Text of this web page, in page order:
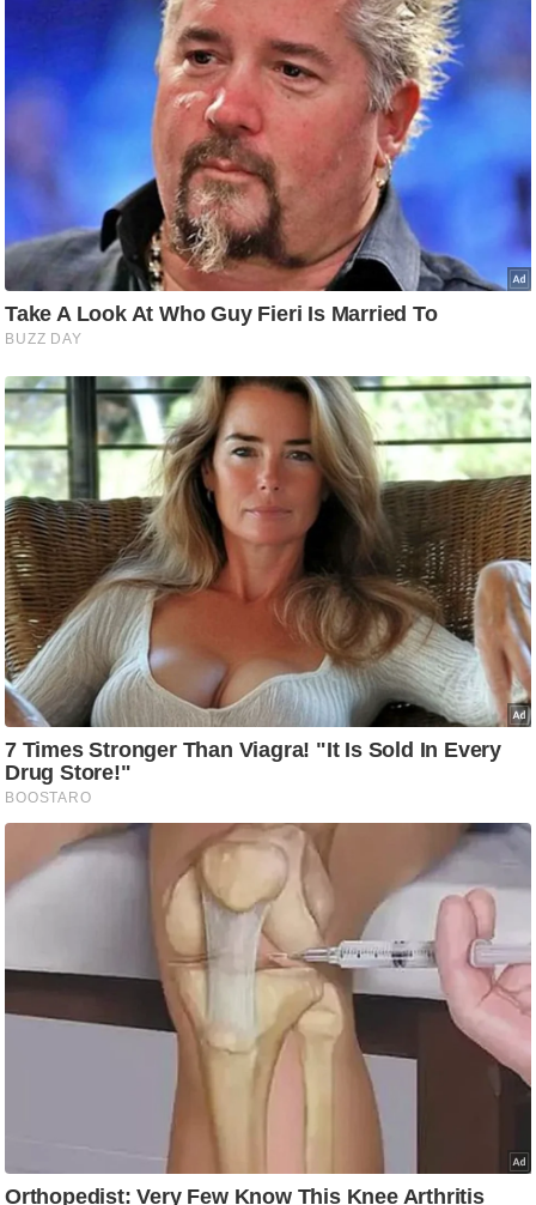
वु
हॉ
ली
वु
ड
फि
ल्म
मी
क्षा
B
r
e
a
k
i
n
g
N
e
w
s
इ
इ
टी